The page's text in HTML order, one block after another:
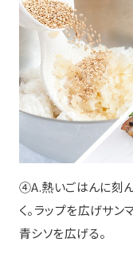
④A.熱いごはんに刻
く。ラップを広げサ
青シソを広げる。